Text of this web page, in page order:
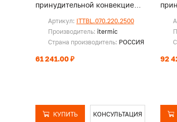
принудительной конвекцией,
Артикул: ITTBL.070.220.2500
Производитель: itermic
Страна производитель: РОССИЯ
61 241.00 ₽
КУПИТЬ КОНСУЛЬТАЦИЯ
92